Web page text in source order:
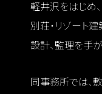
軽井沢をはじめ
別荘・リゾート建
設計、監理を手
同事務所では、